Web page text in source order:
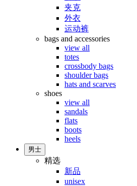
夹克
外衣
运动裤
bags and accessories
view all
totes
crossbody bags
shoulder bags
hats and scarves
shoes
view all
sandals
flats
boots
heels
男士
精选
新品
unisex